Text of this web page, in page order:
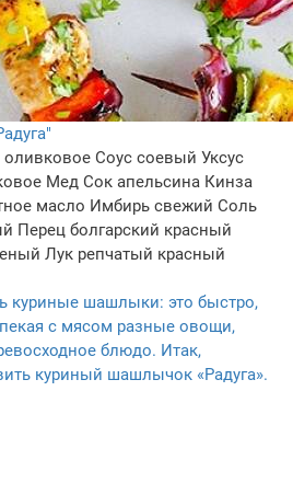
Соус соевый Уксус
Мед Сок апельсина Кинза
масло Имбирь свежий Соль
Перец болгарский красный
Лук репчатый красный
куриные шашлыки: это быстро,
с мясом разные овощи,
блюдо. Итак,
куриный шашлычок «Радуга».